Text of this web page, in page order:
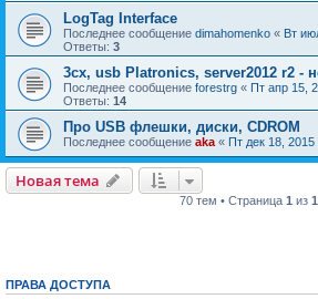
LogTag Interface
Последнее сообщение dimahomenko « Вт
Ответы: 3
3cx, usb Platronics, server2012 r2 -
Последнее сообщение forestrg « Пт апр 15,
Ответы: 14
Про USB флешки, диски, CDROM
Последнее сообщение aka « Пт дек 18, 2015
Новая тема
70 тем • Страница 1 из 1
ПРАВА ДОСТУПА